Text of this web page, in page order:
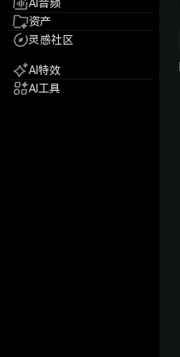
AI音频
资产
灵感社区
AI特效
AI工具